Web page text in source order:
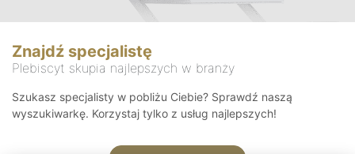
Znajdź specjalistę
Plebiscyt skupia najlepszych w branży
Szukasz specjalisty w pobliżu Ciebie? Sprawdź naszą
wyszukiwarkę. Korzystaj tylko z usług najlepszych!